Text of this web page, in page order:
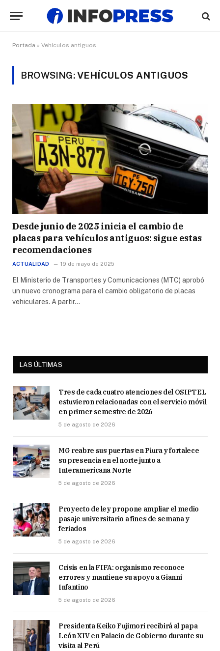
Portada » Vehículos antiguos
BROWSING:VEHÍCULOS ANTIGUOS
Desde junio de 2025 inicia el cambio de
placas para vehículos antiguos: sigue estas
recomendaciones
ACTUALIDAD 19 de mayo de 2025
El Ministerio de Transportes y Comunicaciones (MTC) aprobó
un nuevo cronograma para el cambio obligatorio de placas
vehiculares. A partir…
LAS ÚLTIMAS
Tres de cada cuatro atenciones del OSIPTEL
estuvieron relacionadas con el servicio móvil
en primer semestre de 2026
5 de agosto de 2026
MG reabre sus puertas en Piura y fortalece
su presencia en el norte junto a
Interamericana Norte
5 de agosto de 2026
Proyecto de ley propone ampliar el medio
pasaje universitario a fines de semana y
feriados
5 de agosto de 2026
Crisis en la FIFA: organismo reconoce
errores y mantiene su apoyo a Gianni
Infantino
5 de agosto de 2026
Presidenta Keiko Fujimori recibirá al papa
León XIV en Palacio de Gobierno durante su
visita al Perú